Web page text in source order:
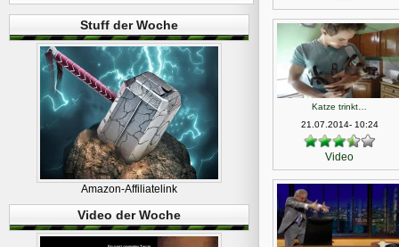
Katze trinkt…
21.07.2014- 10:24
Video
Stuff der Woche
Amazon-Affiliatelink
Video der Woche